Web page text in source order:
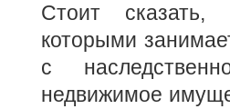
Стоит
которыми
с
недвижимое